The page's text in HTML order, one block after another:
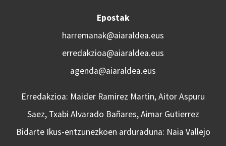
Epostak
harremanak@aiaraldea.eus
erredakzioa@aiaraldea.eus
agenda@aiaraldea.eus
Erredakzioa: Maider Ramirez Martin, Aitor Aspuru
Saez, Txabi Alvarado Bañares, Aimar Gutierrez
Bidarte Ikus-entzunezkoen arduraduna: Naia Vallejo